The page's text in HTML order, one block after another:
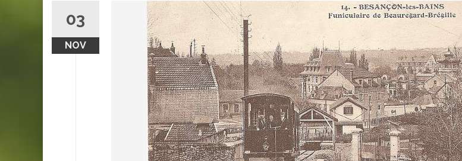
03
NOV